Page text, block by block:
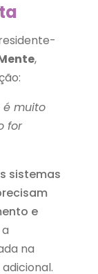
,
é muito
for
sistemas
e
na